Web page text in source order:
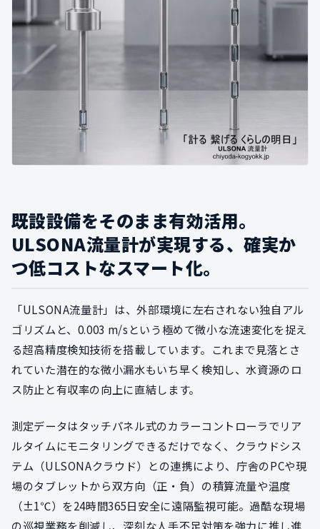
既設設備をそのまま有効活用。
ULSONA流量計が実現する、確実か
つ低コストなスマート化。
「ULSONA流量計」は、外部環境に左右されない独自アル
ゴリズムと、0.003 m/sという極めて微小な流速変化を捉え
る超高精度検知技術を搭載しています。これまで見落とさ
れていた潜在的な微小漏水もいち早く検知し、水資源のロ
ス防止と有収率の向上に直結します。
測定データはタッチパネル式のカラーコントローラでリア
ルタイムにモニタリングできるだけでなく、クラウドシス
テム（ULSONAクラウド）との連携により、庁舎のPCや現
場のタブレットから双方向（正・負）の積算流量や温度
（±1℃）を24時間365日安全に遠隔監視可能。過酷な現場
の巡視業務を削減し、深刻な人手不足対策を強力に推し進